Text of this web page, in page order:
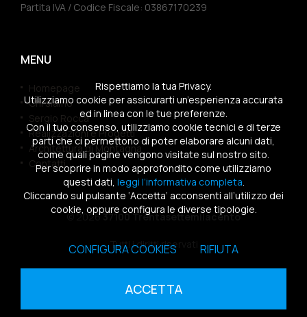
Partita IVA / Codice Fiscale: 03867170239
MENU
Homepage
Chi siamo
Sergio Rocca
Realizzazioni e Progetti
Architettura di Montagna
Contatti
© 202637100 Trentasettemilacento
Tutti i diritti riservati
Sitemap|Privacy Policy|Cookies Policy
Rispettiamo la tua Privacy.
Utilizziamo cookie per assicurarti un’esperienza accurata
ed in linea con le tue preferenze.
Con il tuo consenso, utilizziamo cookie tecnici e di terze
parti che ci permettono di poter elaborare alcuni dati,
come quali pagine vengono visitate sul nostro sito.
Per scoprire in modo approfondito come utilizziamo
questi dati, leggi l’informativa completa.
Cliccando sul pulsante ‘Accetta’ acconsenti all’utilizzo dei
cookie, oppure configura le diverse tipologie.
CONFIGURA COOKIES RIFIUTA
ACCETTA